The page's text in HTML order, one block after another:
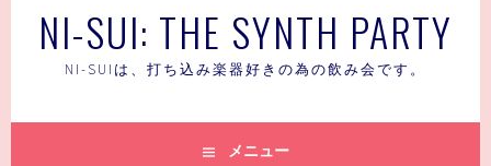
NI-SUI: THE SYNTH PARTY
NI-SUIは、打ち込み楽器好きの為の飲み会です。
メニュー